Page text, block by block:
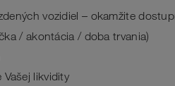
vozidiel – okamžite
/ akontácia / doba trvania)
likvidity